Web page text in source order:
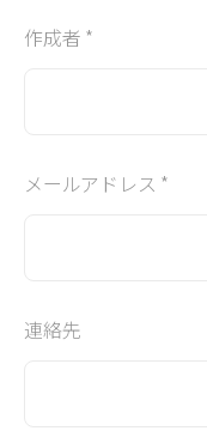
作成者 *
メールアドレス *
連絡先